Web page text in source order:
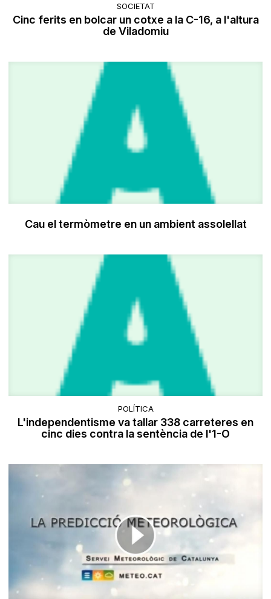
SOCIETAT
Cinc ferits en bolcar un cotxe a la C-16, a l'altura
de Viladomiu
Cau el termòmetre en un ambient assolellat
POLÍTICA
L'independentisme va tallar 338 carreteres en
cinc dies contra la sentència de l'1-O